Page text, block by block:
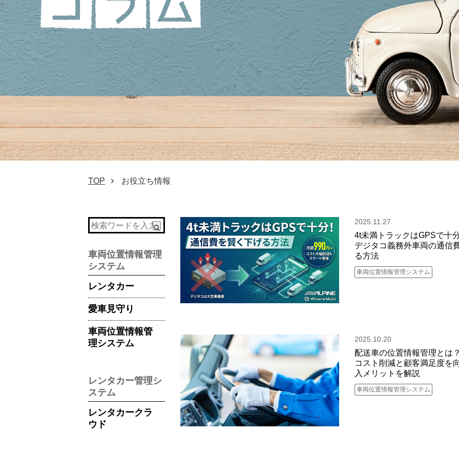
TOP お役立ち情報
車両位置情報管理
システム
レンタカー
愛車見守り
車両位置情報管
理システム
レンタカー管理シ
ステム
レンタカークラ
ウド
2025.11.27
4t未満トラックはGPSで十
デジタコ義務外車両の通信
る方法
車両位置情報管理システム
2025.10.20
配送車の位置情報管理とは？
コスト削減と顧客満足度を
入メリットを解説
車両位置情報管理システム